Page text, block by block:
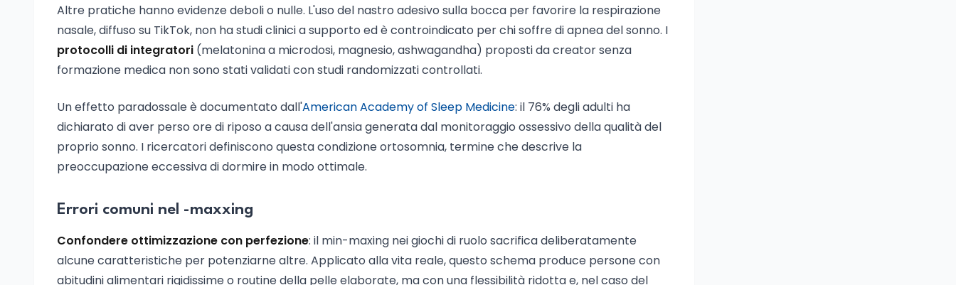
Altre pratiche hanno evidenze deboli o nulle. L'uso del nastro adesivo sulla bocca per favorire la respirazione
nasale, diffuso su TikTok, non ha studi clinici a supporto ed è controindicato per chi soffre di apnea del sonno. I
protocolli di integratori (melatonina a microdosi, magnesio, ashwagandha) proposti da creator senza
formazione medica non sono stati validati con studi randomizzati controllati.
Un effetto paradossale è documentato dall'American Academy of Sleep Medicine: il 76% degli adulti ha
dichiarato di aver perso ore di riposo a causa dell'ansia generata dal monitoraggio ossessivo della qualità del
proprio sonno. I ricercatori definiscono questa condizione ortosomnia, termine che descrive la
preoccupazione eccessiva di dormire in modo ottimale.
Errori comuni nel -maxxing
Confondere ottimizzazione con perfezione: il min-maxing nei giochi di ruolo sacrifica deliberatamente
alcune caratteristiche per potenziarne altre. Applicato alla vita reale, questo schema produce persone con
abitudini alimentari rigidissime o routine della pelle elaborate, ma con una flessibilità ridotta e, nel caso del